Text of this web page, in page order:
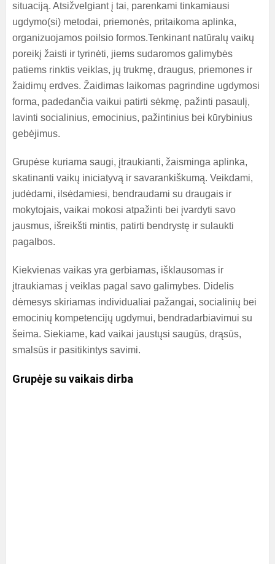
situaciją. Atsižvelgiant į tai, parenkami tinkamiausi
ugdymo(si) metodai, priemonės, pritaikoma aplinka,
organizuojamos poilsio formos.Tenkinant natūralų vaikų
poreikį žaisti ir tyrinėti, jiems sudaromos galimybės
patiems rinktis veiklas, jų trukmę, draugus, priemones ir
žaidimų erdves. Žaidimas laikomas pagrindine ugdymosi
forma, padedančia vaikui patirti sėkmę, pažinti pasaulį,
lavinti socialinius, emocinius, pažintinius bei kūrybinius
gebėjimus.
Grupėse kuriama saugi, įtraukianti, žaisminga aplinka,
skatinanti vaikų iniciatyvą ir savarankiškumą. Veikdami,
judėdami, ilsėdamiesi, bendraudami su draugais ir
mokytojais, vaikai mokosi atpažinti bei įvardyti savo
jausmus, išreikšti mintis, patirti bendrystę ir sulaukti
pagalbos.
Kiekvienas vaikas yra gerbiamas, išklausomas ir
įtraukiamas į veiklas pagal savo galimybes. Didelis
dėmesys skiriamas individualiai pažangai, socialinių bei
emocinių kompetencijų ugdymui, bendradarbiavimui su
šeima. Siekiame, kad vaikai jaustųsi saugūs, drąsūs,
smalsūs ir pasitikintys savimi.
Grupėje su vaikais dirba